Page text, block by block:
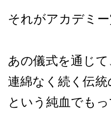
それがアカデミ
あの儀式を通じ
連綿なく続く伝統
という純血でも